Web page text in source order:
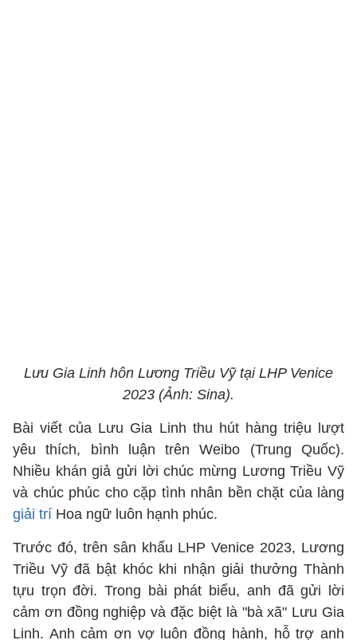
Lưu Gia Linh hôn Lương Triều Vỹ tại LHP Venice
2023 (Ảnh: Sina).
Bài viết của Lưu Gia Linh thu hút hàng triệu lượt
yêu thích, bình luận trên Weibo (Trung Quốc).
Nhiều khán giả gửi lời chúc mừng Lương Triều Vỹ
và chúc phúc cho cặp tình nhân bền chặt của làng
giải trí Hoa ngữ luôn hạnh phúc.
Trước đó, trên sân khấu LHP Venice 2023, Lương
Triều Vỹ đã bật khóc khi nhận giải thưởng Thành
tựu trọn đời. Trong bài phát biểu, anh đã gửi lời
cảm ơn đồng nghiệp và đặc biệt là "bà xã" Lưu Gia
Linh. Anh cảm ơn vợ luôn đồng hành, hỗ trợ anh